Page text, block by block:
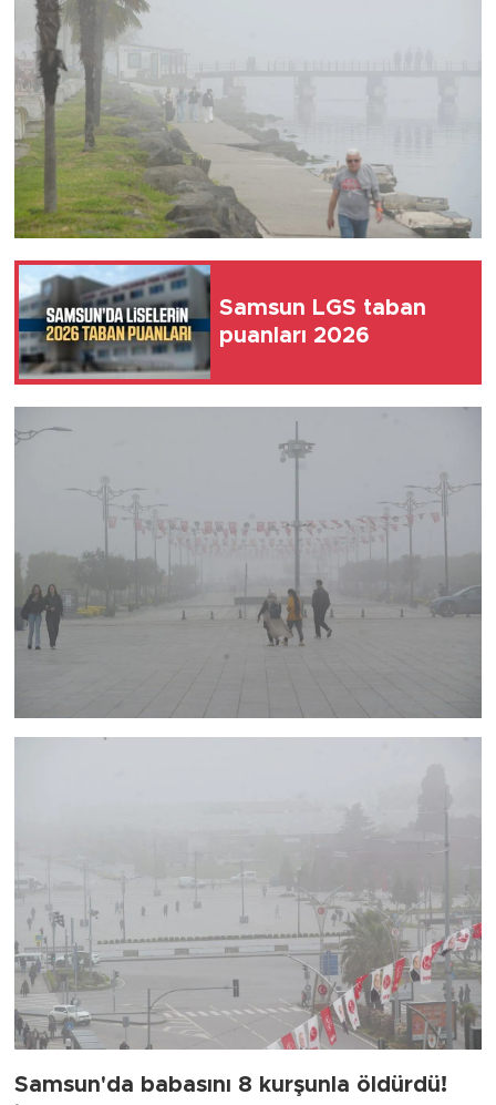
Samsun LGS taban
puanları 2026
Samsun'da babasını 8 kurşunla öldürdü!